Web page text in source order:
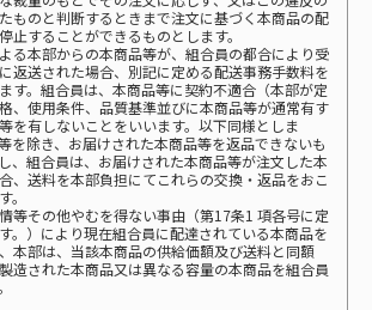
ものと判断するときまで注文に基づく本商品の配
止することができるものとします。
る本部からの本商品等が、組合員の都合により受
返送された場合、別記に定める配送事務手数料を
す。組合員は、本商品等に契約不適合（本部が定
、使用条件、品質基準並びに本商品等が通常有す
を有しないことをいいます。以下同様としま
を除き、お届けされた本商品等を返品できないも
、組合員は、お届けされた本商品等が注文した本
、送料を本部負担にてこれらの交換・返品をおこ
。
等その他やむを得ない事由（第17条1 項各号に定
。）により現在組合員に配達されている本商品を
本部は、当該本商品の供給価額及び送料と同額
造された本商品又は異なる容量の本商品を組合員